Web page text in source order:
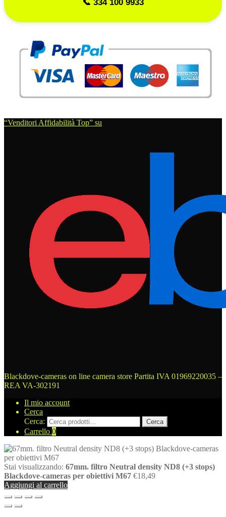
📞 334 100 9933
“Venditori Affidabilità Top” su
Blackdove-cameras on line camera store Partita IVA 01969220035 –
REA VA-302191
Il mio account
Cerca
Cerca:
Cerca
Carrello 0
Stai visualizzando: 67mm. filtro Neutral density ND8 (+3 stops)
Blackdove-cameras per obiettivi M67 €18,49
Aggiungi al carrello